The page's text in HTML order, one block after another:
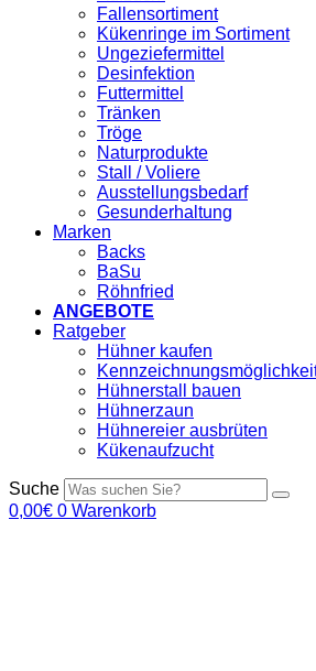
Fallensortiment
Kükenringe im Sortiment
Ungeziefermittel
Desinfektion
Futtermittel
Tränken
Tröge
Naturprodukte
Stall / Voliere
Ausstellungsbedarf
Gesunderhaltung
Marken
Backs
BaSu
Röhnfried
ANGEBOTE
Ratgeber
Hühner kaufen
Hühnerstall bauen
Hühnerzaun
Hühnereier ausbrüten
Kükenaufzucht
Suche
0,00€ 0 Warenkorb